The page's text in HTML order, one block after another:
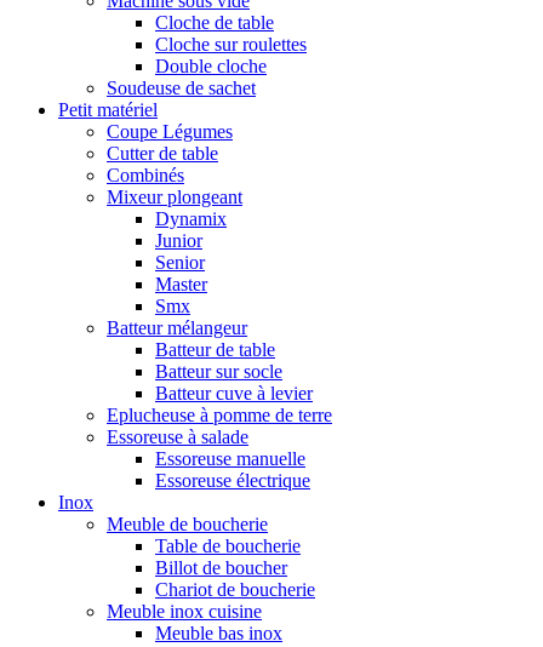
Cloche de table
Cloche sur roulettes
Double cloche
Soudeuse de sachet
Petit matériel
Coupe Légumes
Cutter de table
Combinés
Mixeur plongeant
Dynamix
Junior
Senior
Master
Smx
Batteur mélangeur
Batteur de table
Batteur sur socle
Batteur cuve à levier
Eplucheuse à pomme de terre
Essoreuse à salade
Essoreuse manuelle
Essoreuse électrique
Inox
Meuble de boucherie
Table de boucherie
Billot de boucher
Chariot de boucherie
Meuble inox cuisine
Meuble bas inox